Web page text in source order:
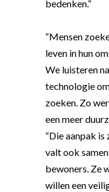
bedenken.”
“Mensen
leven in hun
We luisteren
technologie
zoeken. Zo
een meer
“Die aanpak
valt ook
bewoners. Ze
willen een